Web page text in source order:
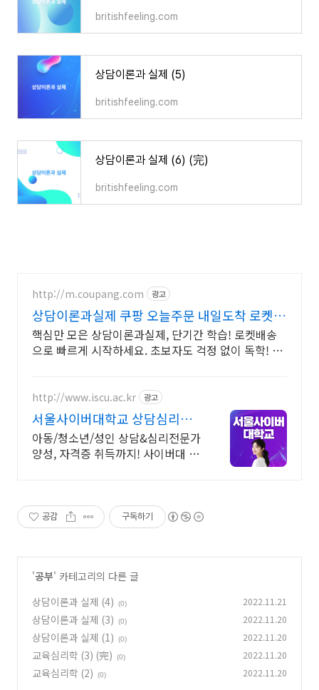
britishfeeling.com
상담이론과 실제 (5)
britishfeeling.com
상담이론과 실제 (6) (完)
britishfeeling.com
http://m.coupang.com 광고
상담이론과실제 쿠팡 오늘주문 내일도착 로켓배
송
핵심만 모은 상담이론과실제, 단기간 학습! 로켓배송
으로 빠르게 시작하세요. 초보자도 걱정 없이 독학! 와
http://www.iscu.ac.kr 광고
서울사이버대학교 상담심리학
과 2026 가을학기 신편입생
아동/청소년/성인 상담&심리전문가
양성, 자격증 취득까지! 사이버대 신
공감 구독하기
'공부' 카테고리의 다른 글
상담이론과 실제 (4)
(0) 2022.11.21
상담이론과 실제 (3) (0) 2022.11.20
상담이론과 실제 (1) (0) 2022.11.20
교육심리학 (3) (完) (0) 2022.11.20
교육심리학 (2) (0) 2022.11.20